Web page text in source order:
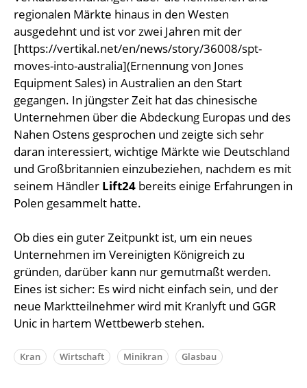
regionalen Märkte hinaus in den Westen
ausgedehnt und ist vor zwei Jahren mit der
[https://vertikal.net/en/news/story/36008/spt-
moves-into-australia](Ernennung von Jones
Equipment Sales) in Australien an den Start
gegangen. In jüngster Zeit hat das chinesische
Unternehmen über die Abdeckung Europas und des
Nahen Ostens gesprochen und zeigte sich sehr
daran interessiert, wichtige Märkte wie Deutschland
und Großbritannien einzubeziehen, nachdem es mit
seinem Händler Lift24 bereits einige Erfahrungen in
Polen gesammelt hatte.
Ob dies ein guter Zeitpunkt ist, um ein neues
Unternehmen im Vereinigten Königreich zu
gründen, darüber kann nur gemutmaßt werden.
Eines ist sicher: Es wird nicht einfach sein, und der
neue Marktteilnehmer wird mit Kranlyft und GGR
Unic in hartem Wettbewerb stehen.
Kran Wirtschaft Minikran Glasbau